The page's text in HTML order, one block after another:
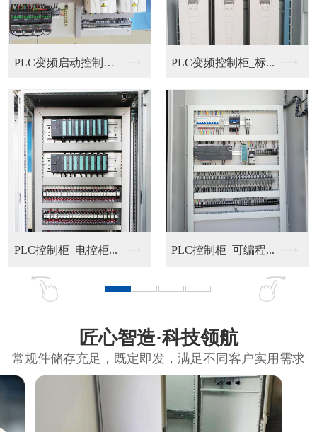
PLC变频启动控制柜... PLC变频控制柜_标...
PLC控制柜_电控柜... PLC控制柜_可编程...
匠心智造·科技领航
常规件储存充足，既定即发，满足不同客户实用需求